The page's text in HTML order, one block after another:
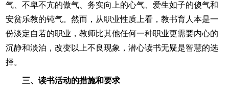
气、不卑不亢的傲气、务实向上的心气、爱生如子的傻气和
安贫乐教的钝气。然而，从职业性质上看，教书育人本是一
份淡定自若的职业，教师比其他任何一种职业更需要内心的
沉静和淡泊，改变以上不良现象，潜心读书无疑是智慧的选
择。
三、读书活动的措施和要求